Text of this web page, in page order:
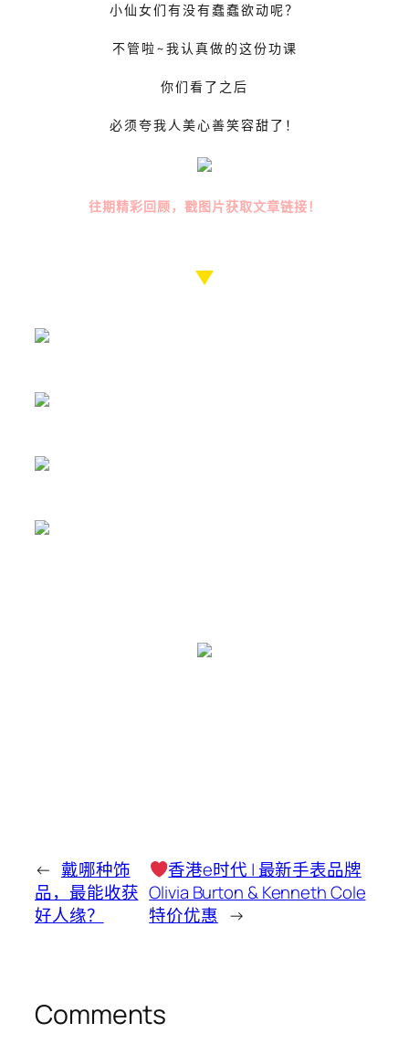
小仙女们有没有蠢蠢欲动呢？
不管啦~我认真做的这份功课
你们看了之后
必须夸我人美心善笑容甜了！
往期精彩回顾，戳图片获取文章链接！
← 戴哪种饰
品，最能收获
好人缘？
香港e时代 | 最新手表品牌
Olivia Burton & Kenneth Cole
特价优惠 →
Comments